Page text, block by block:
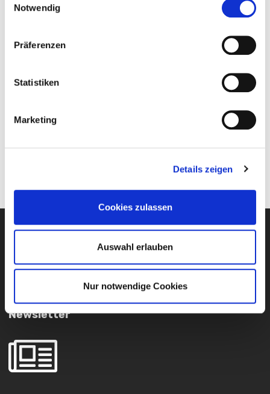
Notwendig
Präferenzen
Statistiken
Marketing
Details zeigen
Cookies zulassen
Auswahl erlauben
Nur notwendige Cookies
unter 09721 931 - 400
(Mo – Fr 8:00 -
17:00 Uhr) und sind erreichbar via E-Mail an
. Ebenso
stehen sie im Live-Chat (Mo – Fr 8:00 – 17:00 Uhr)
und mittels Video-Konferenz (Mo – Fr 8:00 - 17:00
www.stadtwerke-
sw.de/service
Chatbot
SWenjabeantwortet auf der Internetseite Fragen
Newsletter